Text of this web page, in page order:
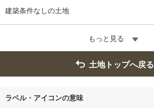
建築条件なしの土地
もっと見る
土地トップへ戻る
ラベル・アイコンの意味